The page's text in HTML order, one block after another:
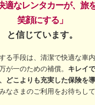
適なレンタカーが、旅
笑顔にする」
と信じています。
る手段は、清潔で快適な車
が一のための補償。 キレイ
どこよりも充実した保険を
なさまのご利用をお待ちして